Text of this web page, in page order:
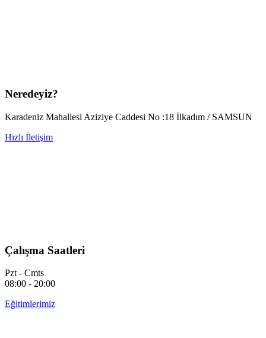
Neredeyiz?
Karadeniz Mahallesi Aziziye Caddesi No :18 İlkadım / SAMSUN
Hızlı İletişim
Çalışma Saatleri
Pzt - Cmts
08:00 - 20:00
Eğitimlerimiz